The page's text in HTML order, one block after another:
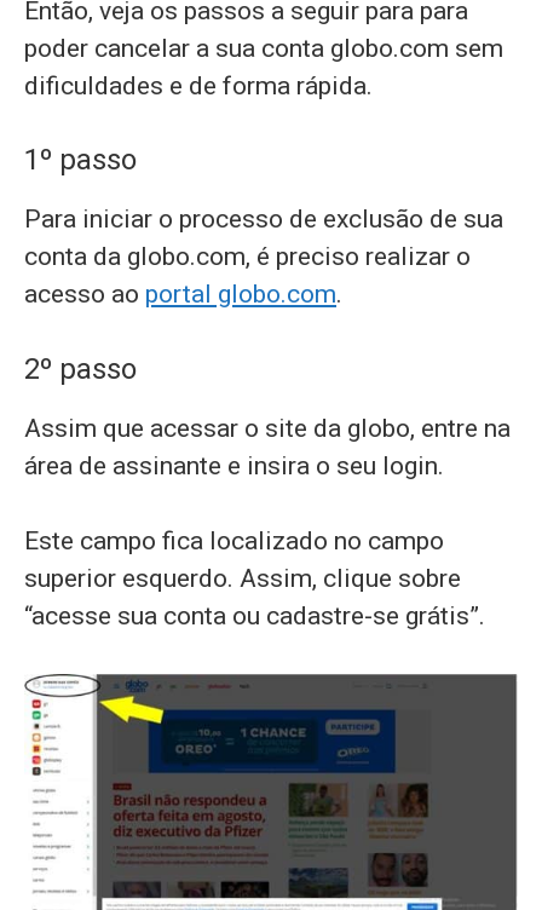
Então, veja os passos a seguir para para
poder cancelar a sua conta globo.com sem
dificuldades e de forma rápida.
1º passo
Para iniciar o processo de exclusão de sua
conta da globo.com, é preciso realizar o
acesso ao portal globo.com.
2º passo
Assim que acessar o site da globo, entre na
área de assinante e insira o seu login.
Este campo fica localizado no campo
superior esquerdo. Assim, clique sobre
“acesse sua conta ou cadastre-se grátis”.